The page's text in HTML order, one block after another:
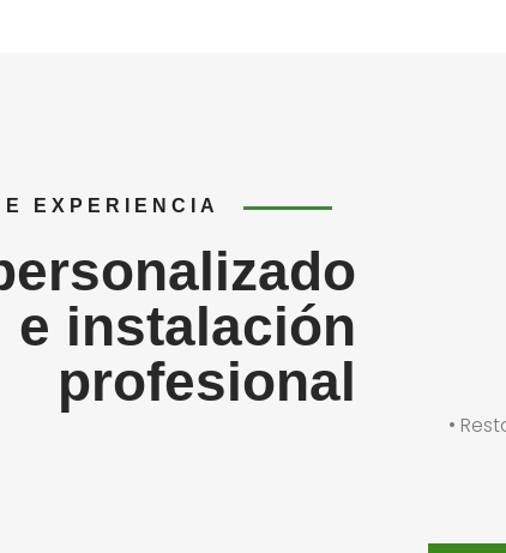
EXPERIENCIA
e instalación
profesional
•